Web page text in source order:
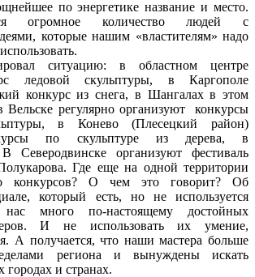
по энергетике название и место.
огромное количество людей с
которые нашим «властителям» надо
ситуацию: в областном центре
ледовой скульптуры, в Каргополе
конкурс из снега, в Шангалах в этом
Вельске регулярно организуют конкурсы
в Конево (Плесецкий район)
по скульптуре из дерева, в
Северодвинске организуют фестиваль
Где еще на одной территории
конкурсов? О чем это говорит? Об
который есть, но не используется
много по-настоящему достойных
И не использовать их умение,
А получается, что наши мастера больше
региона и вынуждены искать
городах и странах.